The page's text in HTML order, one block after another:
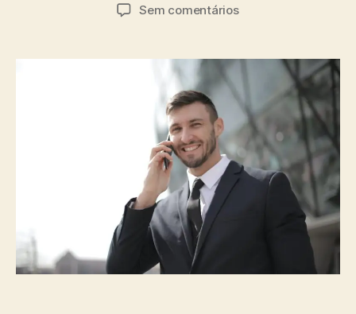
Sem comentáriosem
é
Segurança
Privada